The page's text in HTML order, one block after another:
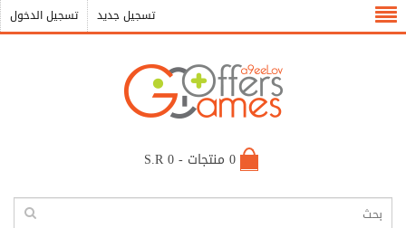
تسجيل الدخول تسجيل جديد
0 منتجات - S.R 0